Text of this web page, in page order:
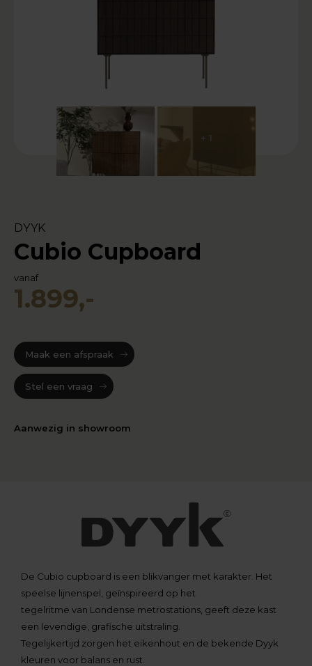
+ 1
DYYK
Cubio Cupboard
vanaf
1.899,-
Maak een afspraak
Stel een vraag
Aanwezig in showroom
De Cubio cupboard is een blikvanger met karakter. Het
speelse lijnenspel, geïnspireerd op het
tegelritme van Londense metrostations, geeft deze kast
een levendige, grafische uitstraling.
Tegelijkertijd zorgen het eikenhout en de bekende Dyyk
kleuren voor balans en rust.